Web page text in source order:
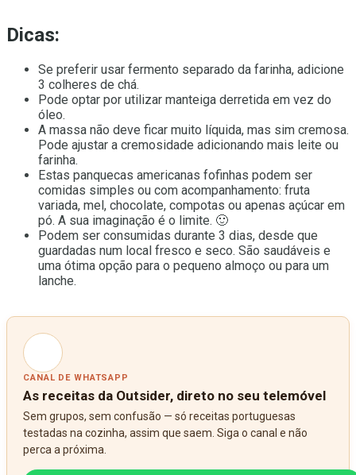
Dicas:
Se preferir usar fermento separado da farinha, adicione
3 colheres de chá.
Pode optar por utilizar manteiga derretida em vez do
óleo.
A massa não deve ficar muito líquida, mas sim cremosa.
Pode ajustar a cremosidade adicionando mais leite ou
farinha.
Estas panquecas americanas fofinhas podem ser
comidas simples ou com acompanhamento: fruta
variada, mel, chocolate, compotas ou apenas açúcar em
pó. A sua imaginação é o limite. 🙂
Podem ser consumidas durante 3 dias, desde que
guardadas num local fresco e seco. São saudáveis e
uma ótima opção para o pequeno almoço ou para um
lanche.
CANAL DE WHATSAPP
As receitas da Outsider, direto no seu telemóvel
Sem grupos, sem confusão — só receitas portuguesas
testadas na cozinha, assim que saem. Siga o canal e não
perca a próxima.